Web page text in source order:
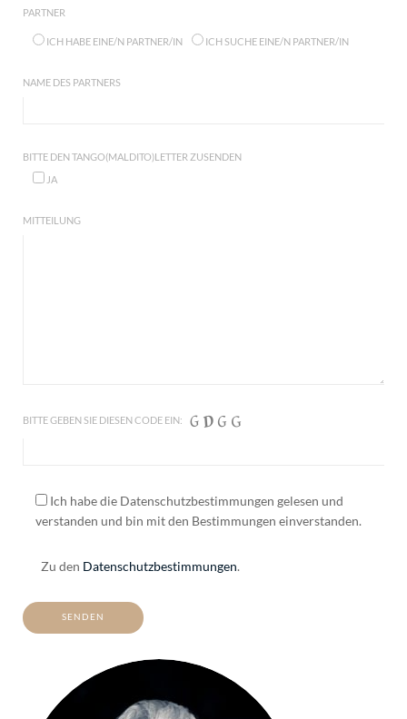
PARTNER
ICH HABE EINE/N PARTNER/IN ICH SUCHE EINE/N PARTNER/IN
NAME DES PARTNERS
BITTE DEN TANGO(MALDITO)LETTER ZUSENDEN
JA
MITTEILUNG
BITTE GEBEN SIE DIESEN CODE EIN:
Ich habe die Datenschutzbestimmungen gelesen und
verstanden und bin mit den Bestimmungen einverstanden.
Zu den Datenschutzbestimmungen.